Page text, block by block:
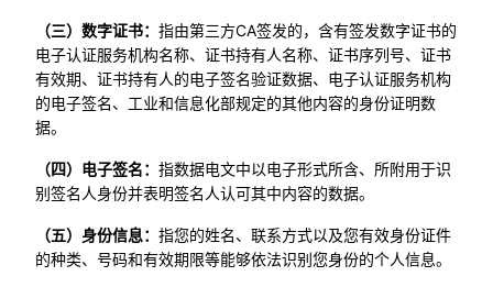
（三）数字证书： 指由第三方CA签发的，含有签发数字证书的
电子认证服务机构名称、证书持有人名称、证书序列号、证书
有效期、证书持有人的电子签名验证数据、电子认证服务机构
的电子签名、工业和信息化部规定的其他内容的身份证明数
据。
（四）电子签名： 指数据电文中以电子形式所含、所附用于识
别签名人身份并表明签名人认可其中内容的数据。
（五）身份信息： 指您的姓名、联系方式以及您有效身份证件
的种类、号码和有效期限等能够依法识别您身份的个人信息。